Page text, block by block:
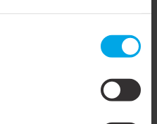
4 mm